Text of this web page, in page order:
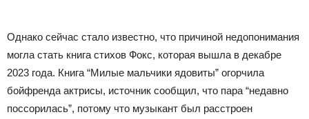
Однако сейчас стало известно, что причиной недопонимания
могла стать книга стихов Фокс, которая вышла в декабре
2023 года. Книга “Милые мальчики ядовиты” огорчила
бойфренда актрисы, источник сообщил, что пара “недавно
поссорилась”, потому что музыкант был расстроен